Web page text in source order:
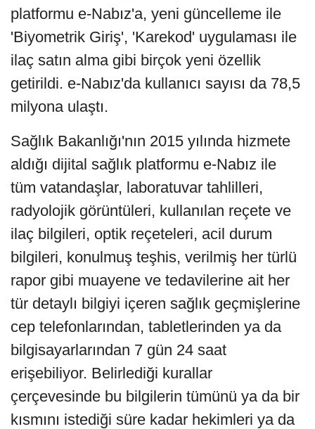
platformu e-Nabız'a, yeni güncelleme ile
'Biyometrik Giriş', 'Karekod' uygulaması ile
ilaç satın alma gibi birçok yeni özellik
getirildi. e-Nabız'da kullanıcı sayısı da 78,5
milyona ulaştı.
Sağlık Bakanlığı'nın 2015 yılında hizmete
aldığı dijital sağlık platformu e-Nabız ile
tüm vatandaşlar, laboratuvar tahlilleri,
radyolojik görüntüleri, kullanılan reçete ve
ilaç bilgileri, optik reçeteleri, acil durum
bilgileri, konulmuş teşhis, verilmiş her türlü
rapor gibi muayene ve tedavilerine ait her
tür detaylı bilgiyi içeren sağlık geçmişlerine
cep telefonlarından, tabletlerinden ya da
bilgisayarlarından 7 gün 24 saat
erişebiliyor. Belirlediği kurallar
çerçevesinde bu bilgilerin tümünü ya da bir
kısmını istediği süre kadar hekimleri ya da